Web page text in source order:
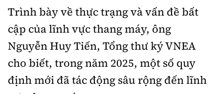
Trình bày về thực trạng và vấn đề bất
cập của lĩnh vực thang máy, ông
Nguyễn Huy Tiến, Tổng thư ký VNEA
cho biết, trong năm 2025, một số quy
định mới đã tác động sâu rộng đến lĩnh